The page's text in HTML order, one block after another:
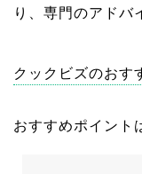
り、専門のアドバ
クックビズのおす
おすすめポイント